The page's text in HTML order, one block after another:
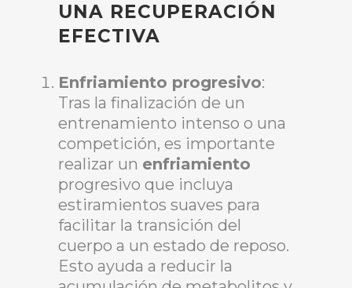
UNA RECUPERACIÓN
EFECTIVA
Enfriamiento progresivo:
Tras la finalización de un
entrenamiento intenso o una
competición, es importante
realizar un enfriamiento
progresivo que incluya
estiramientos suaves para
facilitar la transición del
cuerpo a un estado de reposo.
Esto ayuda a reducir la